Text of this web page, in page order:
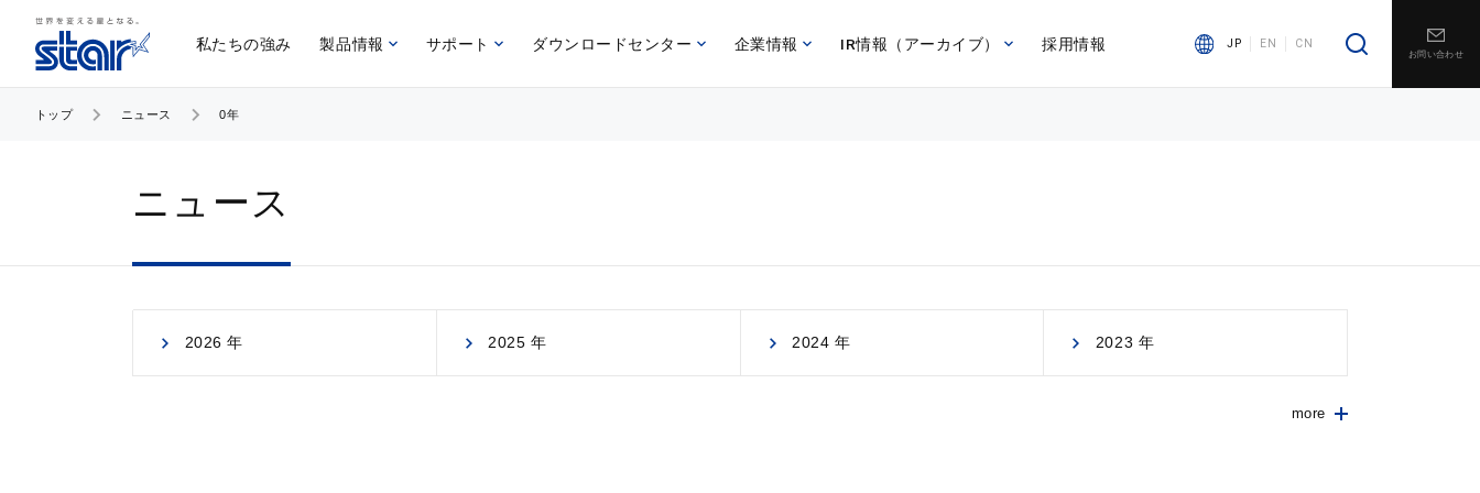
私たちの強み 製品情報 サポート ダウンロードセンター 企業情報 IR情報（アーカイブ） 採用情報 JP EN CN
お問い合わせ
トップ ニュース 0年
ニュース
2026 年 2025 年 2024 年 2023 年
more